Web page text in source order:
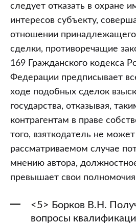
следует отказать в охране
интересов субъекту,
отношении
сделки, противоречащие
169 Гражданского кодекса
Федерации предписывает
ходе подобных сделок
государства, отказывая,
контрагентам в праве
того, взяткодатель не
рассматриваемом случае
мнению автора,
превышает свои
<5> Борков В.Н.
вопросы